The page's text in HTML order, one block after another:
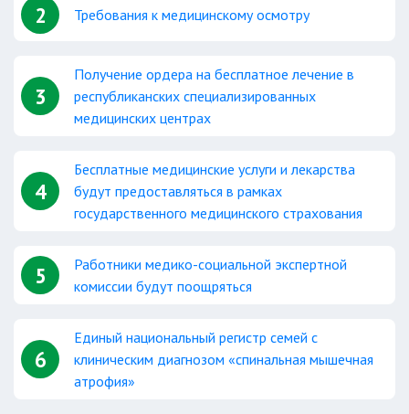
2 Требования к медицинскому осмотру
3
Получение ордера на бесплатное лечение в
республиканских специализированных
медицинских центрах
4
Бесплатные медицинские услуги и лекарства
будут предоставляться в рамках
государственного медицинского страхования
5
Работники медико-социальной экспертной
комиссии будут поощряться
6
Единый национальный регистр семей с
клиническим диагнозом «спинальная мышечная
атрофия»